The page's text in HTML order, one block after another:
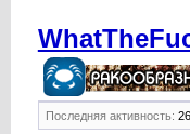
Последняя активность: